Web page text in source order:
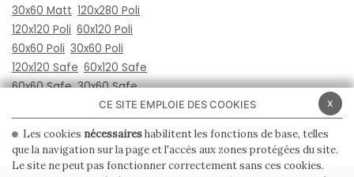
30x60 Matt 120x280 Poli
120x120 Poli 60x120 Poli
60x60 Poli 30x60 Poli
120x120 Safe 60x120 Safe
60x60 Safe 30x60 Safe
x
CE SITE EMPLOIE DES COOKIES
Les cookies nécessaireshabilitent les fonctions de base, telles
que la navigation sur la page et l'accès aux zones protégées du site.
Le site ne peut pas fonctionner correctement sans ces cookies.